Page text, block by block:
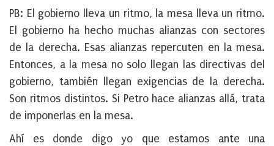
PB: El gobierno lleva un ritmo, la mesa lleva un ritmo.
El gobierno ha hecho muchas alianzas con sectores
de la derecha. Esas alianzas repercuten en la mesa.
Entonces, a la mesa no solo llegan las directivas del
gobierno, también llegan exigencias de la derecha.
Son ritmos distintos. Si Petro hace alianzas allá, trata
de imponerlas en la mesa.
Ahí es donde digo yo que estamos ante una